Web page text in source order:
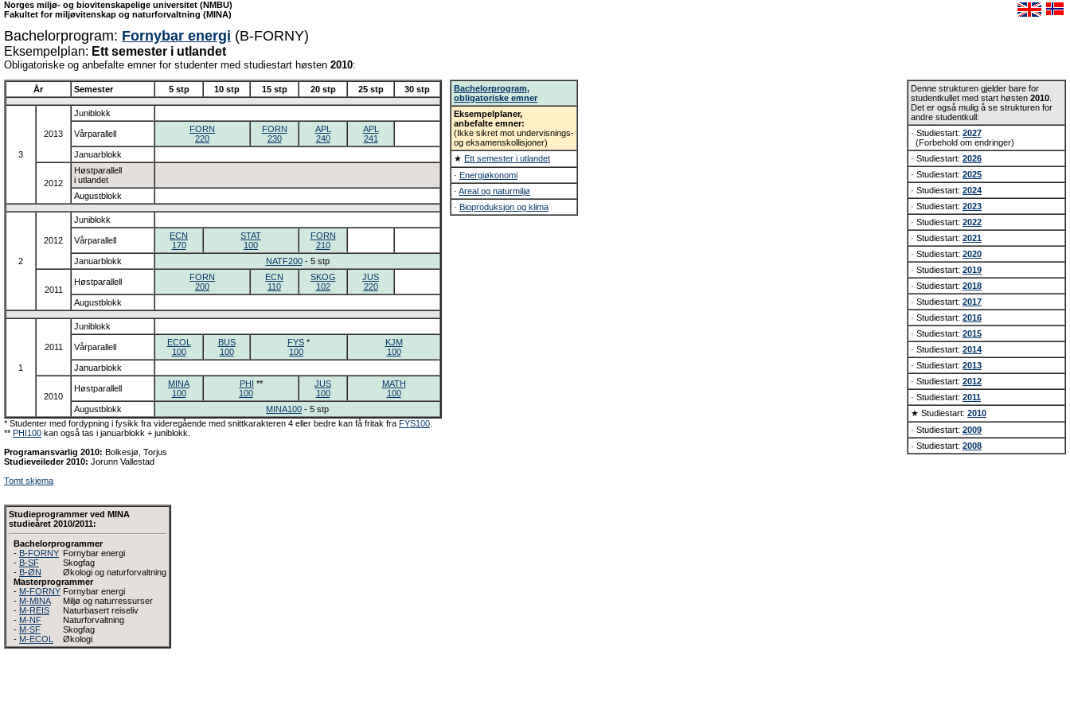
Norges miljø- og biovitenskapelige universitet (NMBU)
Fakultet for miljøvitenskap og naturforvaltning (MINA)
Bachelorprogram: Fornybar energi (B-FORNY)
Eksempelplan: Ett semester i utlandet
Obligatoriske og anbefalte emner for studenter med studiestart høsten 2010:
År Semester 5 stp 10 stp 15 stp 20 stp 25 stp 30 stp
3
2013
Juniblokk
Vårparallell
FORN
220
FORN
230
APL
240
APL
241
Januarblokk
2012
Høstparallell
i utlandet
Augustblokk
2
2012
Juniblokk
Vårparallell
ECN
170
STAT
100
FORN
210
Januarblokk
NATF200- 5 stp
2011
Høstparallell
FORN
200
ECN
110
SKOG
102
JUS
220
Augustblokk
1
2011
Juniblokk
Vårparallell
ECOL
100
BUS
100
FYS *
100
KJM
100
Januarblokk
2010
Høstparallell
MINA
100
PHI **
100
JUS
100
MATH
100
Augustblokk
MINA100 - 5 stp
* Studenter med fordypning i fysikk fra videregående med snittkarakteren 4 eller bedre kan få fritak fra FYS100
** PHI100 kan også tas i januarblokk + juniblokk.
Bachelorprogram,
obligatoriske emner
Eksempelplaner,
anbefalte emner:
(Ikke sikret mot undervisnings-
og eksamenskollisjoner)
★ Ett semester i utlandet
· Energiøkonomi
· Areal og naturmiljø
· Bioproduksjon og klima
Programansvarlig 2010: Bolkesjø, Torjus
Studieveileder 2010: Jorunn Vallestad
Tomt skjema
Studieprogrammer ved MINA
studieåret 2010/2011:
Bachelorprogrammer
- B-FORNY Fornybar energi
- B-SF
Skogfag
- B-ØN
Økologi og naturforvaltning
Masterprogrammer
- M-FORNY Fornybar energi
- M-MINA
Miljø og naturressurser
- M-REIS
Naturbasert reiseliv
- M-NF
Naturforvaltning
- M-SF
Skogfag
- M-ECOL Økologi
Denne strukturen gjelder bare for
studentkullet med start høsten 2010
Det er også mulig å se strukturen for
andre studentkull:
· Studiestart: 2027
(Forbehold om endringer)
· Studiestart: 2026
· Studiestart: 2025
· Studiestart: 2024
· Studiestart: 2023
· Studiestart: 2022
· Studiestart: 2021
· Studiestart: 2020
· Studiestart: 2019
· Studiestart: 2018
· Studiestart: 2017
· Studiestart: 2016
· Studiestart: 2015
· Studiestart: 2014
· Studiestart: 2013
· Studiestart: 2012
· Studiestart: 2011
★ Studiestart: 2010
· Studiestart: 2009
· Studiestart: 2008